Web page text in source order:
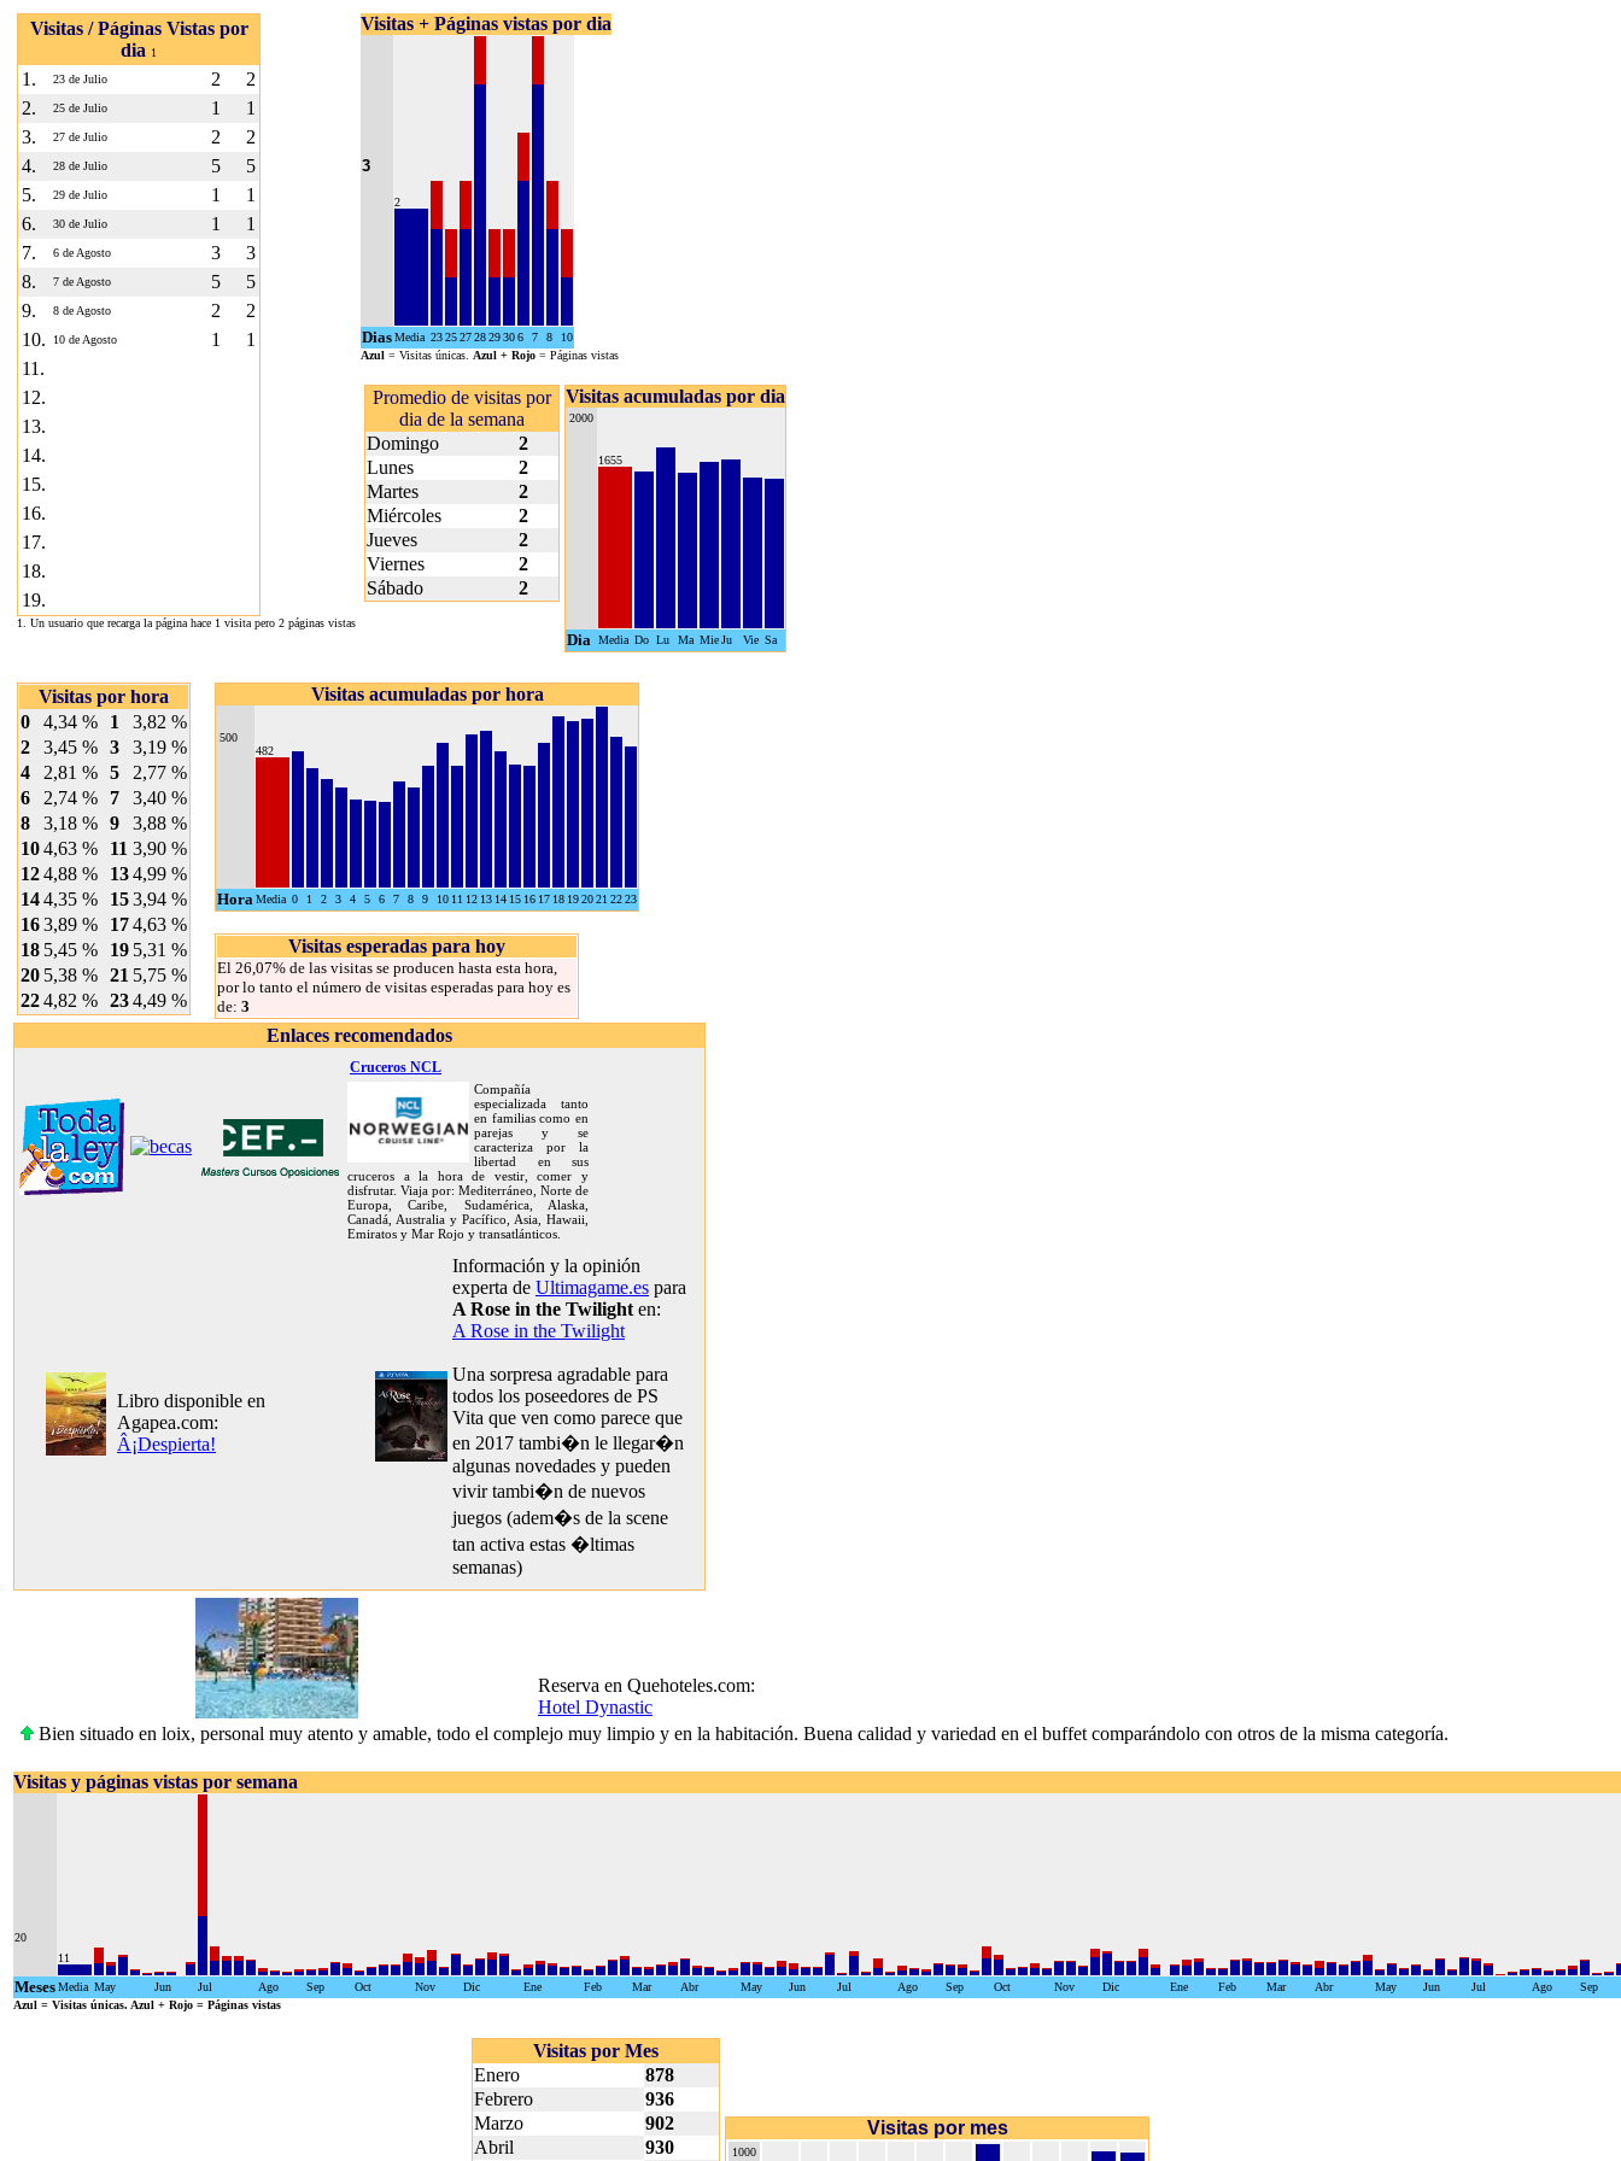
Visitas / Páginas Vistas por
dia 1
1. 23 de Julio 2
2
2.
25 de Julio 1
1
3.
27 de Julio 2
2
4.
28 de Julio 5
5
5.
29 de Julio 1
1
6.
30 de Julio 1
1
7.
6 de Agosto 3
3
8.
7 de Agosto 5
5
9.
8 de Agosto 2
2
10.
10 de Agosto 1
1
11.
12.
13.
14.
15.
16.
17.
18.
19.
1. Un usuario que recarga la página hace 1 visita pero 2 páginas vistas
Visitas + Páginas vistas por dia
3
2
DiasMedia 2325272829306 7 8
10
Azul = Visitas únicas. Azul + Rojo = Páginas vistas
Promedio de visitas por
dia de la semana
Domingo
2
Lunes
2
Martes
2
Miércoles
2
Jueves
2
Viernes
2
Sábado
2
Visitas acumuladas por dia
2000
1655
Dia Media Do Lu Ma MieJu Vie Sa
Visitas por hora
0
4,34 % 1
3,82 %
2
3,45 % 3
3,19 %
4
2,81 % 5
2,77 %
6
2,74 % 7
3,40 %
8
3,18 % 9
3,88 %
104,63 % 11 3,90 %
124,88 % 134,99 %
144,35 % 153,94 %
163,89 % 174,63 %
18 5,45 % 19 5,31 %
20 5,38 % 21 5,75 %
224,82 % 234,49 %
Visitas acumuladas por hora
500
482
HoraMedia 0 1 2 3 4 5 6 7 8 9 10 11 12 13 14 15 16 17 18 192021 2223
Visitas esperadas para hoy
El 26,07% de las visitas se producen hasta esta hora,
por lo tanto el número de visitas esperadas para hoy es
de: 3
Enlaces recomendados
Cruceros NCL
Compañía
especializada tanto
en familias como en
parejas y se
caracteriza por la
libertad en sus
cruceros a la hora de vestir, comer y
disfrutar. Viaja por: Mediterráneo, Norte de
Europa, Caribe, Sudamérica, Alaska,
Canadá, Australia y Pacífico, Asia, Hawaii,
Emiratos y Mar Rojo y transatlánticos.
Libro disponible en
Agapea.com:
Â¡Despierta!
Información y la opinión
experta de Ultimagame.es para
A Rose in the Twilight en:
A Rose in the Twilight
Una sorpresa agradable para
todos los poseedores de PS
Vita que ven como parece que
en 2017 tambi�n le llegar�n
algunas novedades y pueden
vivir tambi�n de nuevos
juegos (adem�s de la scene
tan activa estas �ltimas
semanas)
Reserva en Quehoteles.com:
Hotel Dynastic
Bien situado en loix, personal muy atento y amable, todo el complejo muy limpio y en la habitación. Buena calidad y variedad en el buffet comparándolo con otros de la misma categoría.
Visitas y páginas vistas por semana
20
11
MesesMedia May Jun Jul Ago Sep Oct Nov Dic Ene Feb Mar Abr May Jun Jul Ago Sep Oct Nov Dic Ene Feb Mar Abr May Jun Jul Ago
Sep
Azul = Visitas únicas. Azul + Rojo = Páginas vistas
Visitas por Mes
Enero
878
Febrero
936
Marzo
902
Abril
930
Visitas por mes
1000